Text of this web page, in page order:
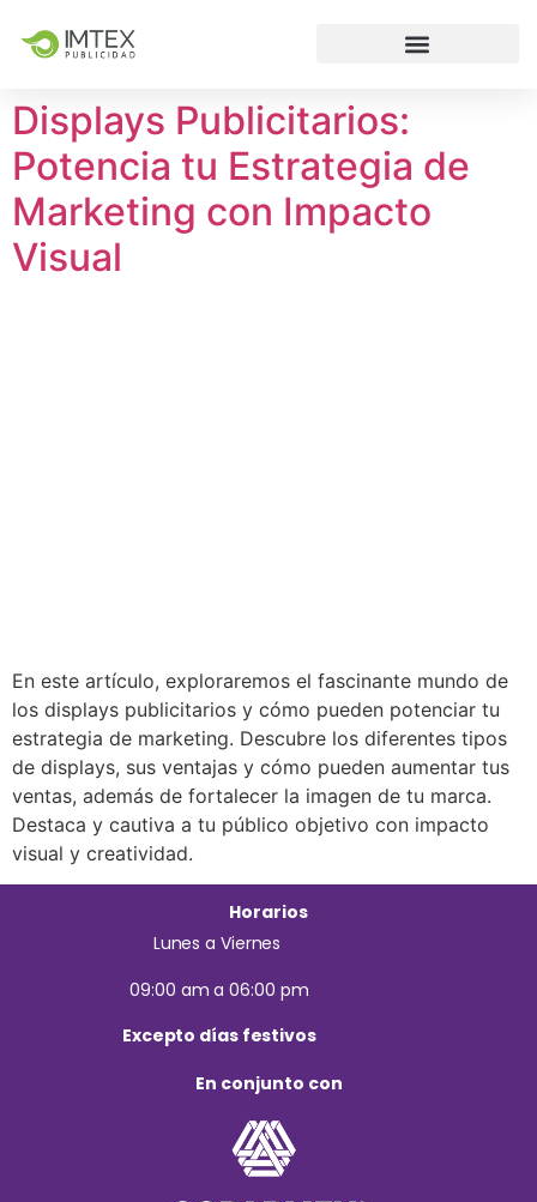
Displays Publicitarios:
Potencia tu Estrategia de
Marketing con Impacto
Visual
En este artículo, exploraremos el fascinante mundo de
los displays publicitarios y cómo pueden potenciar tu
estrategia de marketing. Descubre los diferentes tipos
de displays, sus ventajas y cómo pueden aumentar tus
ventas, además de fortalecer la imagen de tu marca.
Destaca y cautiva a tu público objetivo con impacto
visual y creatividad.
Horarios
Lunes a Viernes
09:00 am a 06:00 pm
Excepto días festivos
En conjunto con